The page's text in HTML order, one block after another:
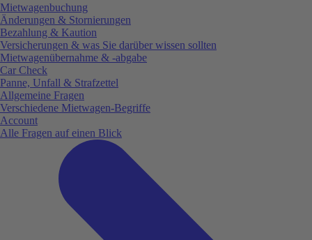
Mietwagenbuchung
Änderungen & Stornierungen
Bezahlung & Kaution
Versicherungen & was Sie darüber wissen sollten
Mietwagenübernahme & -abgabe
Car Check
Panne, Unfall & Strafzettel
Allgemeine Fragen
Verschiedene Mietwagen-Begriffe
Account
Alle Fragen auf einen Blick